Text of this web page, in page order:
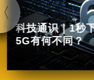
科技通识｜1秒
5G有何不同？